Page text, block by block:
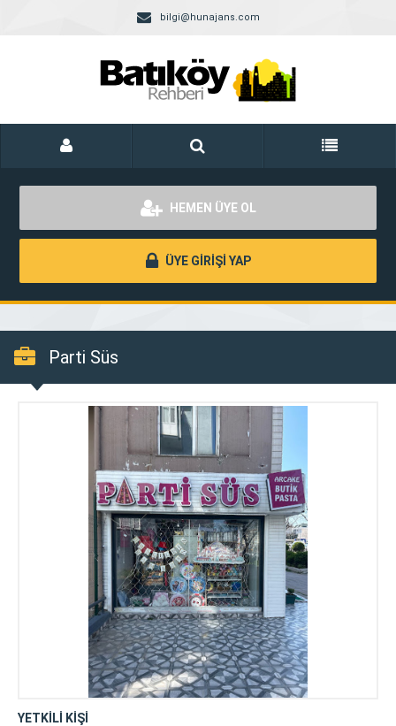
bilgi@hunajans.com
HEMEN ÜYE OL
ÜYE GİRİŞİ YAP
Parti Süs
YETKİLİ KİŞİ